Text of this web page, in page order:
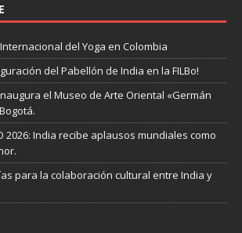
del Yoga en Colombia
del Pabellón de India en la FILBo!
el Museo de Arte Oriental «Germán
2026: India recibe aplausos mundiales como
para la colaboración cultural entre India y